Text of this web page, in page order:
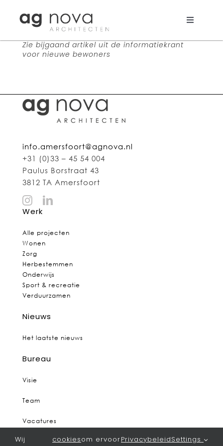
content
Toggle
Werk
Aanpak
Search
for:
Zie bijgaand artikel uit de informatiekrant
voor nieuwe bewoners
info.amersfoort@agnova.nl
+31 (0)33 – 45 54 004
Paulus Borstraat 43
3812 TA Amersfoort
Werk
Alle projecten
Wonen
Zorg
Herbestemmen
Onderwijs
Sport & recreatie
Verduurzamen
Nieuws
Het laatste nieuws
Bureau
Visie
Team
Vacatures
Contact
Wij
cookiesom ervoorPrivacybeleidSettings